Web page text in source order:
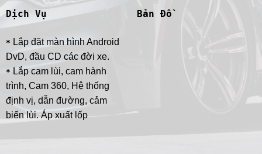
Dịch Vụ
* Lắp đặt màn hình Android
DvD, đầu CD các đời xe.
* Lắp cam lùi, cam hành
trình, Cam 360, Hệ thống
định vị, dẫn đường, cảm
biến lùi. Áp xuất lốp
Bản Đồ